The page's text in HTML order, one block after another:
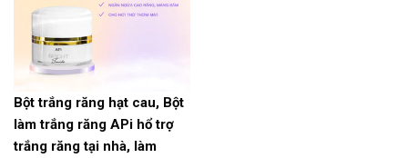
Bột trắng răng hạt cau, Bột
làm trắng răng APi hổ trợ
trắng răng tại nhà, làm